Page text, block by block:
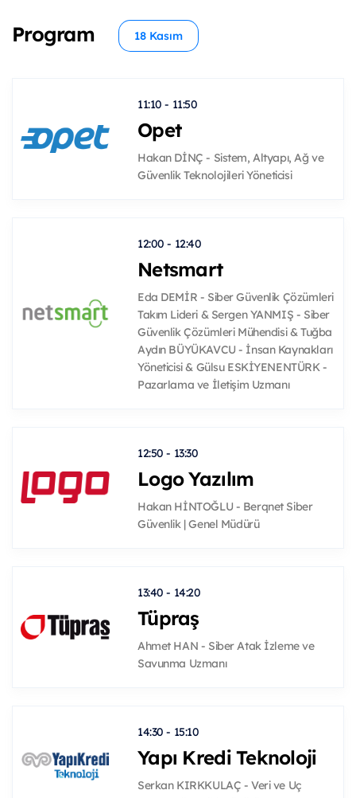
Program 18 Kasım
11:10 - 11:50
Opet
Hakan DİNÇ - Sistem, Altyapı, Ağ ve
Güvenlik Teknolojileri Yöneticisi
12:00 - 12:40
Netsmart
Eda DEMİR - Siber Güvenlik Çözümleri
Takım Lideri & Sergen YANMIŞ - Siber
Güvenlik Çözümleri Mühendisi & Tuğba
Aydın BÜYÜKAVCU - İnsan Kaynakları
Yöneticisi & Gülsu ESKİYENENTÜRK -
Pazarlama ve İletişim Uzmanı
12:50 - 13:30
Logo Yazılım
Hakan HİNTOĞLU - Berqnet Siber
Güvenlik | Genel Müdürü
13:40 - 14:20
Tüpraş
Ahmet HAN - Siber Atak İzleme ve
Savunma Uzmanı
14:30 - 15:10
Yapı Kredi Teknoloji
Serkan KIRKKULAÇ - Veri ve Uç